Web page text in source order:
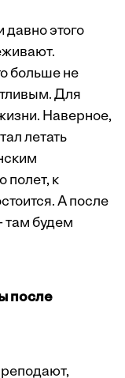
давно этого
больше не
Для
Наверное,
летать
полет, к
А после
там будем
после